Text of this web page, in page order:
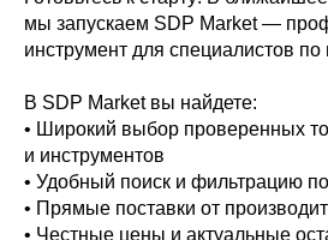
мы запускаем SDP Market —
инструмент для специалистов
В SDP Market вы найдете:
• Широкий выбор проверенных
и инструментов
• Удобный поиск и фильтрацию
• Прямые поставки от
• Честные цены и актуальные